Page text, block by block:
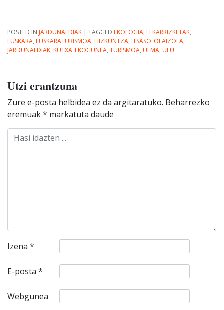
POSTED IN JARDUNALDIAK | TAGGED EKOLOGIA, ELKARRIZKETAK,
EUSKARA, EUSKARATURISMOA, HIZKUNTZA, ITSASO_OLAIZOLA,
JARDUNALDIAK, KUTXA_EKOGUNEA, TURISMOA, UEMA, UEU
Utzi erantzuna
Zure e-posta helbidea ez da argitaratuko. Beharrezko
eremuak* markatuta daude
Izena *
E-posta *
Webgunea